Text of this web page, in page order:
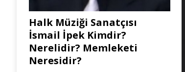
Halk Müziği Sanatçısı
İsmail İpek Kimdir?
Nerelidir? Memleketi
Neresidir?